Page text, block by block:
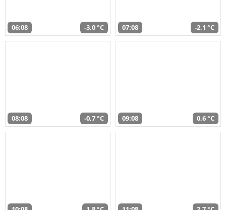
06:08 -3,0 °C 07:08 -2,1 °C
08:08 -0,7 °C 09:08 0,6 °C